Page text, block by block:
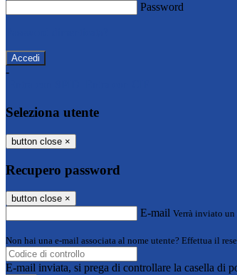
Password
-
Seleziona utente
button close ×
Recupero password
button close ×
E-mail Verrà inviato
Non hai una e-mail associata al nome utente? Effettua il
E-mail inviata, si prega di controllare la casella di